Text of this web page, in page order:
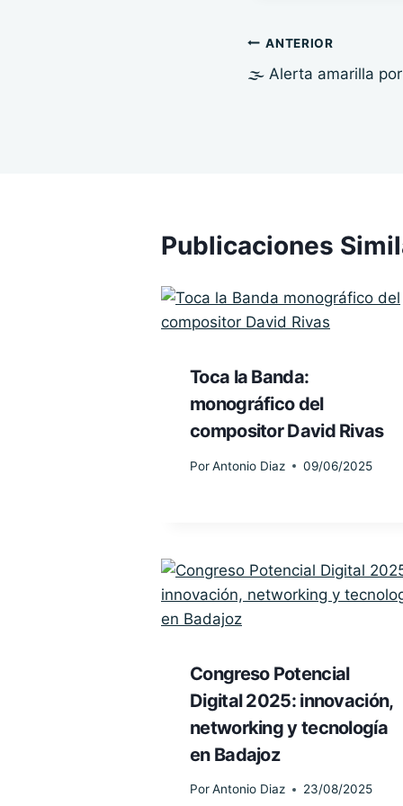
Navegación
de
ANTERIOR
🌫️ Alerta amarilla
Publicaciones
Toca la Banda:
monográfico del
compositor David Rivas
PorAntonio Diaz 09/06/2025
Congreso Potencial
Digital 2025: innovación,
networking y tecnología
en Badajoz
PorAntonio Diaz 23/08/2025